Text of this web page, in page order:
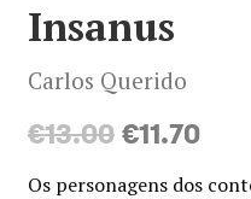
Insanus
Carlos Querido
€13.00 O
preço
€11.70O
Os personagens dos